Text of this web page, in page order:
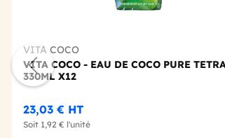
VITA COCO
VITA COCO - EAU DE COCO PURE
330ML X12
23,03 € HT
Soit 1,92 € l'unité